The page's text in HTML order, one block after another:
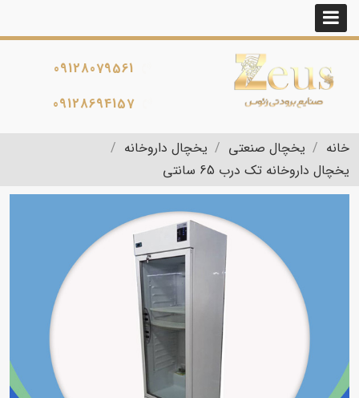
09128079561
09128694157
خانه یخچال صنعتی
یخچال داروخانه
یخچال داروخانه تک درب 65 سانتی